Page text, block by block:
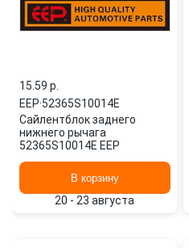
15.59 p.
EEP·52365S10014E
Сайлентблок заднего
нижнего рычага
52365S10014E EEP
В корзину
20 - 23 августа